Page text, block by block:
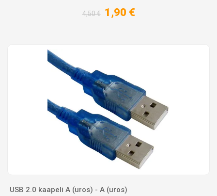
4,50 € 1,90 €
USB 2.0 kaapeli A (uros) - A (uros)